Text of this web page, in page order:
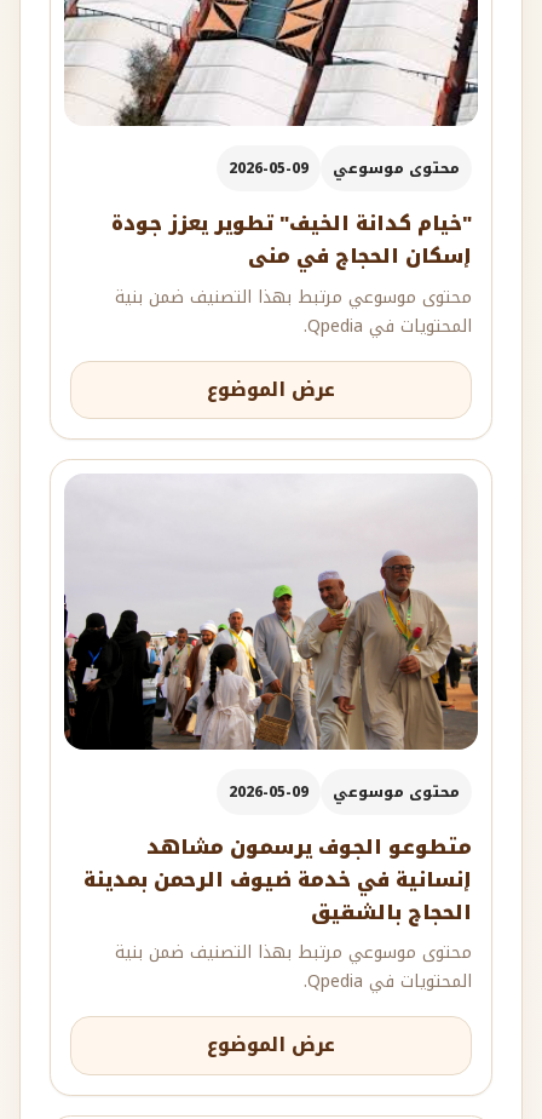
محتوى موسوعي 2026-05-09
"خيام كدانة الخيف" تطوير يعزز جودة
إسكان الحجاج في منى
محتوى موسوعي مرتبط بهذا التصنيف ضمن بنية
المحتويات في Qpedia.
عرض الموضوع
محتوى موسوعي 2026-05-09
متطوعو الجوف يرسمون مشاهد
إنسانية في خدمة ضيوف الرحمن بمدينة
الحجاج بالشقيق
محتوى موسوعي مرتبط بهذا التصنيف ضمن بنية
المحتويات في Qpedia.
عرض الموضوع